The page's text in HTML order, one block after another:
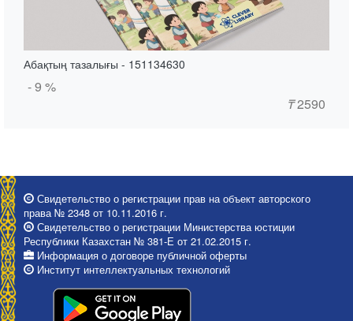
Абақтың тазалығы - 151134630
- 9 %
₸2590
Свидетельство о регистрации прав на объект авторского
права № 2348 от 10.11.2016 г.
Свидетельство о регистрации Министерства юстиции
Республики Казахстан № 381-Е от 21.02.2015 г.
Информация о договоре публичной оферты
Институт интеллектуальных технологий